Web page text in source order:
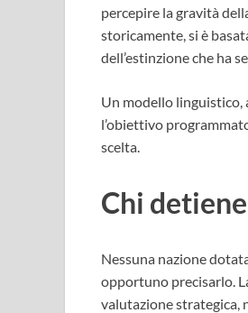
percepire la gravità
storicamente, si è
dell’estinzione che ha
Un modello linguistico,
l’obiettivo
scelta.
Chi
Nessuna nazione
opportuno precisarlo.
valutazione strategica,